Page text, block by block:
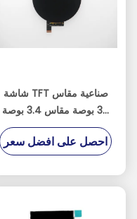
شاشة TFT صناعية مقاس
39 بوصة مقاس 3.4 بوصة
مع 800 × 800 نقطة
احصل على افضل سعر